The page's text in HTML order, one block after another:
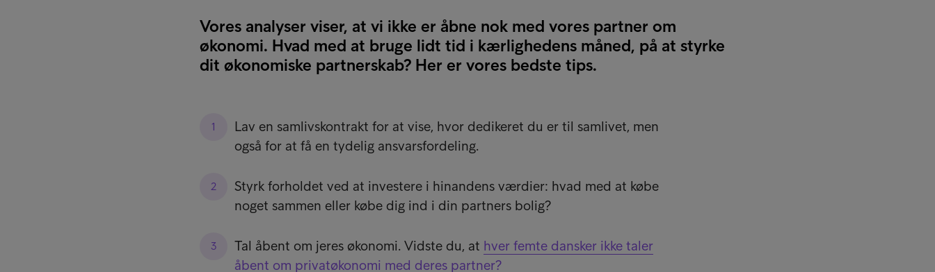
Vores analyser viser, at vi ikke er åbne nok med vores partner om
økonomi. Hvad med at bruge lidt tid i kærlighedens måned, på at styrke
dit økonomiske partnerskab? Her er vores bedste tips.
Lav en samlivskontrakt for at vise, hvor dedikeret du er til samlivet, men
også for at få en tydelig ansvarsfordeling.
Styrk forholdet ved at investere i hinandens værdier: hvad med at købe
noget sammen eller købe dig ind i din partners bolig?
Tal åbent om jeres økonomi. Vidste du, at hver femte dansker ikke taler
åbent om privatøkonomi med deres partner?